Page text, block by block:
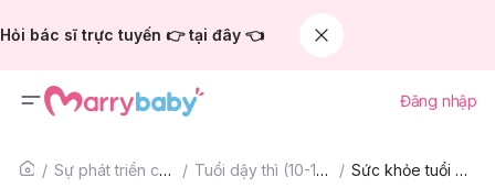
Hỏi bác sĩ trực tuyến 👉 tại đây 👈
Đăng nhập
Sự phát triển của trẻ Tuổi dậy thì (10-15 tuổi) Sức khỏe tuổi dậy thì